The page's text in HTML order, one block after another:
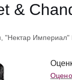
&
Империал"